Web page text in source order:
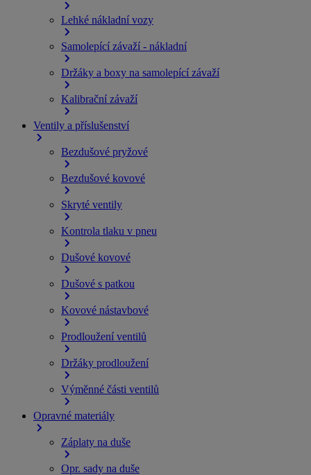
Lehké nákladní vozy
Samolepící závaží - nákladní
Držáky a boxy na samolepící závaží
Kalibrační závaží
Ventily a příslušenství
Bezdušové pryžové
Bezdušové kovové
Skryté ventily
Kontrola tlaku v pneu
Dušové kovové
Dušové s patkou
Kovové nástavbové
Prodloužení ventilů
Držáky prodloužení
Výměnné části ventilů
Opravné materiály
Záplaty na duše
Opr. sady na duše